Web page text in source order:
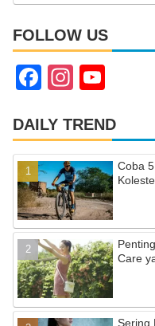
FOLLOW US
F
c
e
b
o
o
k
In
a
gr
a
m
u
T
u
b
e
C
h
a
DAILY TREND
Coba
Care
Sering